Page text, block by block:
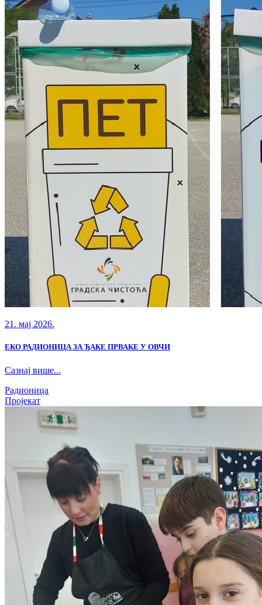
21. мај 2026.
ЕКО РАДИОНИЦА ЗА ЂАКЕ ПРВАКЕ У ОВЧИ
Сазнај више...
Радионица
Пројекат